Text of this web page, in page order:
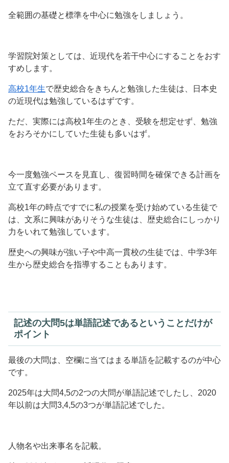
全範囲の基礎と標準を中心に勉強をしましょう。
学習院対策としては、近現代を若干中心にすることをおす
すめします。
高校1年生で歴史総合をきちんと勉強した生徒は、日本史
の近現代は勉強しているはずです。
ただ、実際には高校1年生のとき、受験を想定せず、勉強
をおろそかにしていた生徒も多いはず。
今一度勉強ペースを見直し、復習時間を確保できる計画を
立て直す必要があります。
高校1年の時点ですでに私の授業を受け始めている生徒で
は、文系に興味がありそうな生徒は、歴史総合にしっかり
力をいれて勉強しています。
歴史への興味が強い子や中高一貫校の生徒では、中学3年
生から歴史総合を指導することもあります。
記述の大問5は単語記述であるということだけが
ポイント
最後の大問は、空欄に当てはまる単語を記載するのが中心
です。
2025年は大問4,5の2つの大問が単語記述でしたし、2020
年以前は大問3,4,5の3つが単語記述でした。
人物名や出来事名を記載。